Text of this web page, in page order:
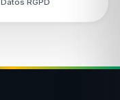
Datos RGPD